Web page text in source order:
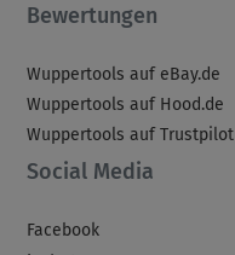
Bewertungen
Wuppertools auf eBay.de
Wuppertools auf Hood.de
Wuppertools auf Trustpilot
Social Media
Facebook